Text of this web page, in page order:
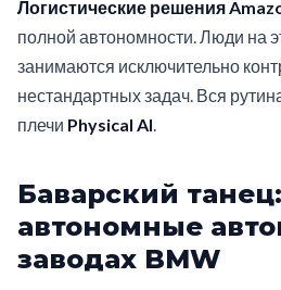
Логистические решения
полной автономности. Люди на
занимаются исключительно
нестандартных задач. Вся
плечи Physical AI.
Баварский танец:
автономные
заводах BMW